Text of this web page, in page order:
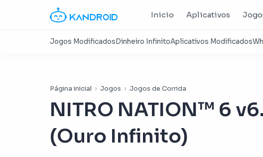
Inicio Aplicativos
Página inicial Jogos Jogos de Corrida
NITRO NATION™ 6
(Ouro Infinito)